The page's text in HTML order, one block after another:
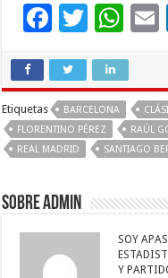
F
e
b
o
o
k
T
tt
er
W
at
sA
p
p
l
Etiquetas BARCELONA
FLORENTINO PÉREZ
RAÚL
REAL MADRID
SANTIAGO
Sobre admin
SOY
Y